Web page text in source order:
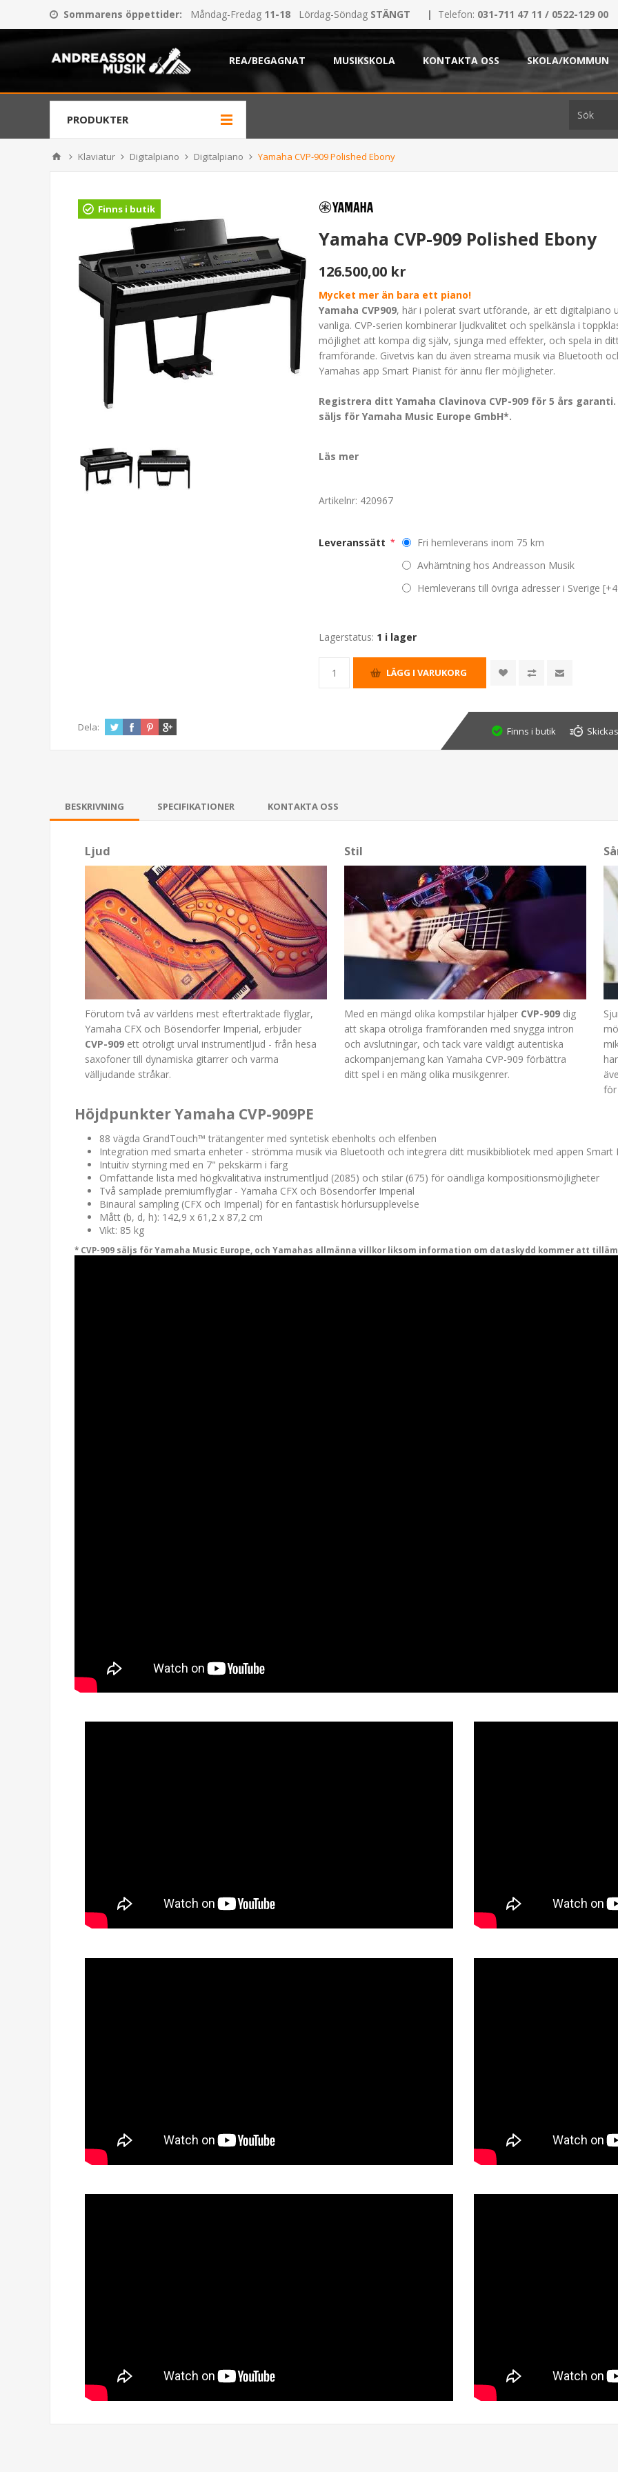
Sommarens öppettider: Måndag-Fredag 11-18 Lördag-Söndag STÄNGT | Telefon: 031-711 47 11 / 0522-129 00
REA/BEGAGNAT MUSIKSKOLA KONTAKTA OSS SKOLA/KOMMUN
PRODUKTER
Klaviatur Digitalpiano Digitalpiano Yamaha CVP-909 Polished Ebony
Finns i butik
Yamaha CVP-909 Polished Ebony
126.500,00 kr
Mycket mer än bara ett piano!
Yamaha CVP909, här i polerat svart utförande, är ett digitalpiano
vanliga. CVP-serien kombinerar ljudkvalitet och spelkänsla i
möjlighet att kompa dig själv, sjunga med effekter, och spela in
framförande. Givetvis kan du även streama musik via Bluetooth
Yamahas app Smart Pianist för ännu fler möjligheter.
Registrera ditt Yamaha Clavinova CVP-909 för 5 års
säljs för Yamaha Music Europe GmbH*.
Läs mer
Artikelnr: 420967
Leveranssätt *
Fri hemleverans inom 75 km
Avhämtning hos Andreasson Musik
Hemleverans till övriga adresser i Sverige
Lagerstatus: 1 i lager
Dela: Finns i butik
BESKRIVNING SPECIFIKATIONER KONTAKTA OSS
Ljud
Förutom två av världens mest eftertraktade flyglar,
Yamaha CFX och Bösendorfer Imperial, erbjuder
CVP-909 ett otroligt urval instrumentljud - från hesa
saxofoner till dynamiska gitarrer och varma
välljudande stråkar.
Stil
Med en mängd olika kompstilar hjälper CVP-909 dig
att skapa otroliga framföranden med snygga intron
och avslutningar, och tack vare väldigt autentiska
ackompanjemang kan Yamaha CVP-909 förbättra
ditt spel i en mäng olika musikgenrer.
för
Höjdpunkter Yamaha CVP-909PE
88 vägda GrandTouch™ trätangenter med syntetisk ebenholts och elfenben
Integration med smarta enheter - strömma musik via Bluetooth och integrera ditt musikbibliotek med appen Smart
Intuitiv styrning med en 7" pekskärm i färg
Omfattande lista med högkvalitativa instrumentljud (2085) och stilar (675) för oändliga kompositionsmöjligheter
Två samplade premiumflyglar - Yamaha CFX och Bösendorfer Imperial
Binaural sampling (CFX och Imperial) för en fantastisk hörlursupplevelse
Mått (b, d, h): 142,9 x 61,2 x 87,2 cm
Vikt: 85 kg
* CVP-909 säljs för Yamaha Music Europe, och Yamahas allmänna villkor liksom information om dataskydd kommer att